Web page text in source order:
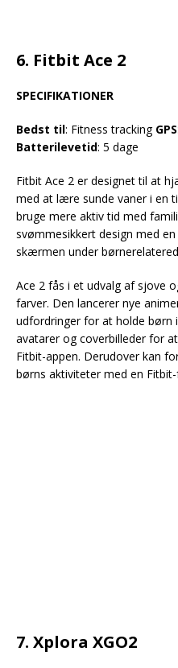
6. Fitbit Ace 2
SPECIFIKATIONER
Bedst til: Fitness tracking GPS
Batterilevetid: 5 dage
Fitbit Ace 2 er designet til at
med at lære sunde vaner i en
bruge mere aktiv tid med
svømmesikkert design med
skærmen under
Ace 2 fås i et udvalg af sjove
farver. Den lancerer nye
udfordringer for at holde børn
avatarer og coverbilleder for
Fitbit-appen. Derudover kan
børns aktiviteter med en
7. Xplora XGO2